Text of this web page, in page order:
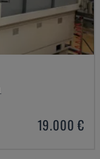
19.000 €